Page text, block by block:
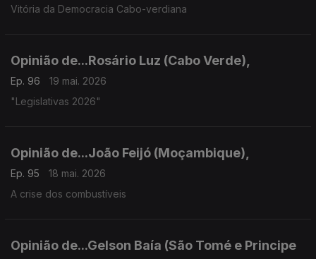
Vitória da Democracia Cabo-verdiana
Opinião de...Rosário Luz (Cabo Verde),
Ep. 96
19 mai. 2026
"Legislativas 2026"
Opinião de...João Feijó (Moçambique),
Ep. 95
18 mai. 2026
A crise dos combustíveis
Opinião de...Gelson Baía (São Tomé e Principe